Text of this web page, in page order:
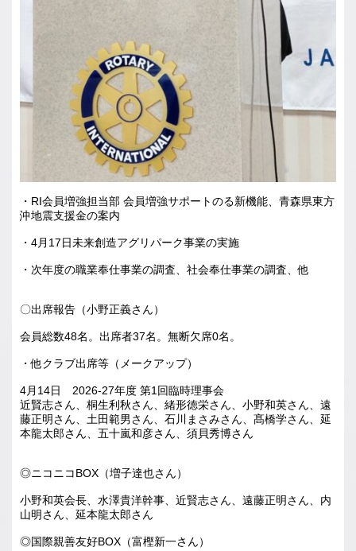
・RI会員増強担当部 会員増強サポートのる新機能、青森県東方
沖地震支援金の案内
・4月17日未来創造アグリパーク事業の実施
・次年度の職業奉仕事業の調査、社会奉仕事業の調査、他
〇出席報告（小野正義さん）
会員総数48名。出席者37名。無断欠席0名。
・他クラブ出席等（メークアップ）
4月14日 2026-27年度 第1回臨時理事会
近賢志さん、桐生利秋さん、緒形徳栄さん、小野和英さん、遠
藤正明さん、土田範男さん、石川まさみさん、髙橋学さん、延
本龍太郎さん、五十嵐和彦さん、須貝秀博さん
◎ニコニコBOX（増子達也さん）
小野和英会長、水澤貴洋幹事、近賢志さん、遠藤正明さん、内
山明さん、延本龍太郎さん
◎国際親善友好BOX（富樫新一さん）